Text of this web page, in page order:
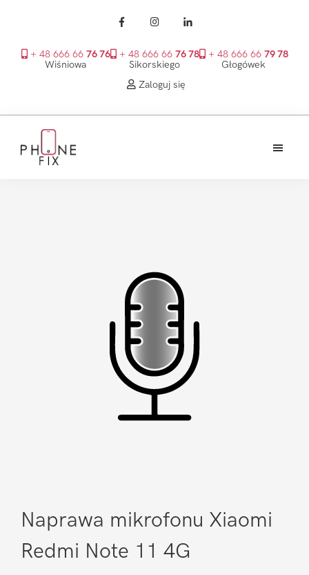
+ 48 666 66 76 76
Wiśniowa
+ 48 666 66 76 78
Sikorskiego
+ 48 666 66 79 78
Głogówek
Zaloguj się
głównego
Naprawa mikrofonu Xiaomi
Redmi Note 11 4G